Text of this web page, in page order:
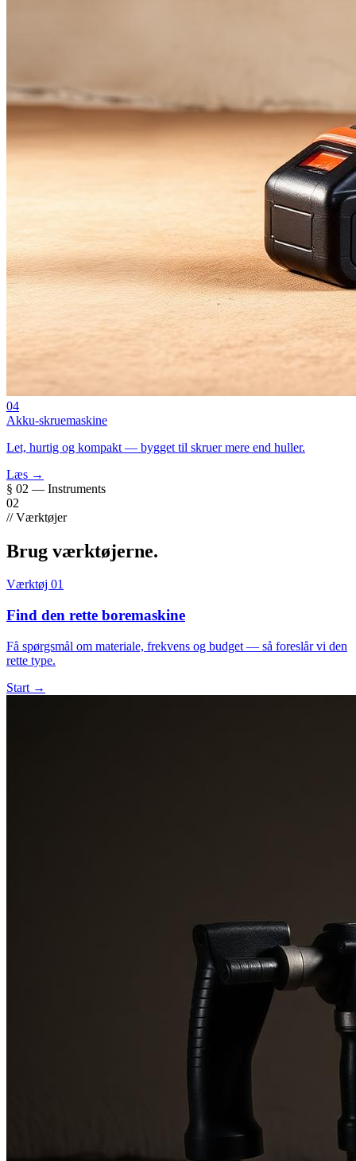
04
Akku-skruemaskine
Let, hurtig og kompakt — bygget til skruer mere end huller.
Læs →
§ 02 — Instruments
02
// Værktøjer
Brug værktøjerne.
Værktøj 01
Find den rette boremaskine
Få spørgsmål om materiale, frekvens og budget — så foreslår vi den
rette type.
Start →